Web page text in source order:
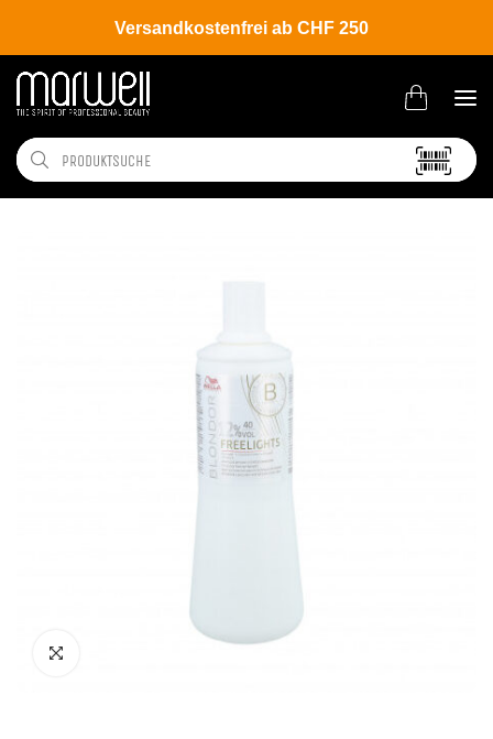
Versandkostenfrei ab CHF 250
Shop Brands Wella